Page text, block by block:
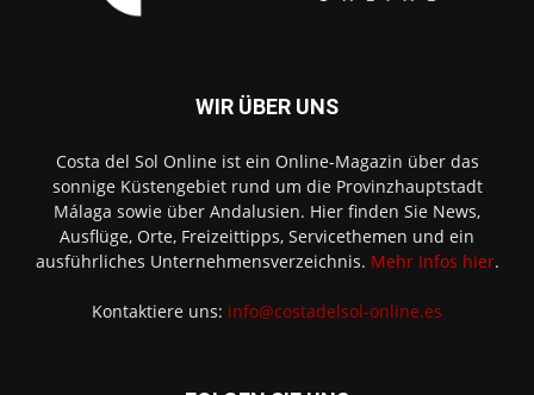
WIR ÜBER UNS
Costa del Sol Online ist ein Online-Magazin über das
sonnige Küstengebiet rund um die Provinzhauptstadt
Málaga sowie über Andalusien. Hier finden Sie News,
Ausflüge, Orte, Freizeittipps, Servicethemen und ein
ausführliches Unternehmensverzeichnis. Mehr Infos hier.
Kontaktiere uns: info@costadelsol-online.es